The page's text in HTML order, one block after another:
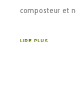
composteur et
LIRE PLUS